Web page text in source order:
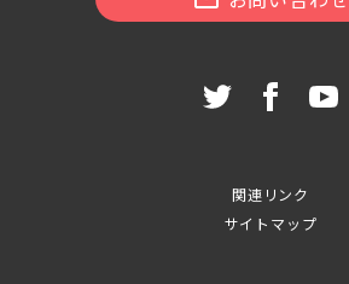
関連リンク
サイトマップ